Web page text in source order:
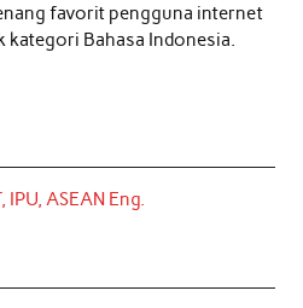
favorit pengguna internet
Bahasa Indonesia.
IPU, ASEAN Eng.